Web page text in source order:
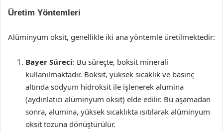
Üretim Yöntemleri
Alüminyum oksit, genellikle iki ana yöntemle üretilmektedir:
Bayer Süreci: Bu süreçte, boksit minerali
kullanılmaktadır. Boksit, yüksek sıcaklık ve basınç
altında sodyum hidroksit ile işlenerek alumina
(aydınlatıcı alüminyum oksit) elde edilir. Bu aşamadan
sonra, alumina, yüksek sıcaklıkta ısıtılarak alüminyum
oksit tozuna dönüştürülür.